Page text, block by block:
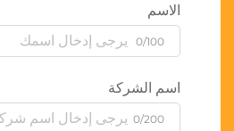
الاسم
0/100
اسم الشركة
0/200